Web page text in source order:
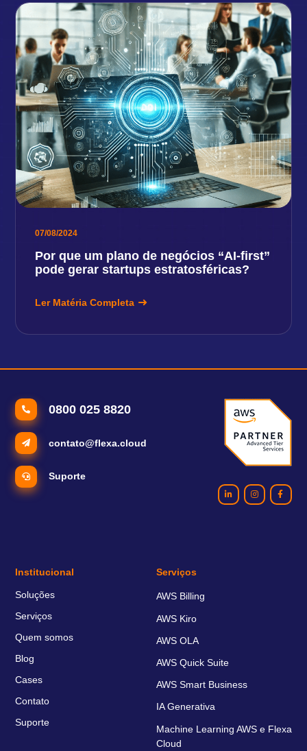
07/08/2024
Por que um plano de negócios “AI-first”
pode gerar startups estratosféricas?
Ler Matéria Completa
0800 025 8820
contato@flexa.cloud
Suporte
Institucional
Soluções
Serviços
Quem somos
Blog
Cases
Contato
Suporte
Serviços
AWS Billing
AWS Kiro
AWS OLA
AWS Quick Suite
AWS Smart Business
IA Generativa
Machine Learning AWS e Flexa
Cloud